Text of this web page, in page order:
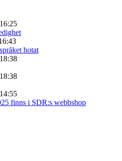
hotat
finns i SDR:s webbshop